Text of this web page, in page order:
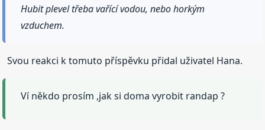
Hubit plevel třeba vařící vodou, nebo horkým
vzduchem.
Svou reakci k tomuto příspěvku přidal uživatel Hana.
Ví někdo prosím ,jak si doma vyrobit randap ?